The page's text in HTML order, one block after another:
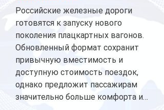
Российские железные дороги
готовятся к запуску нового
поколения плацкартных вагонов.
Обновленный формат сохранит
привычную вместимость и
доступную стоимость поездок,
однако предложит пассажирам
значительно больше комфорта и